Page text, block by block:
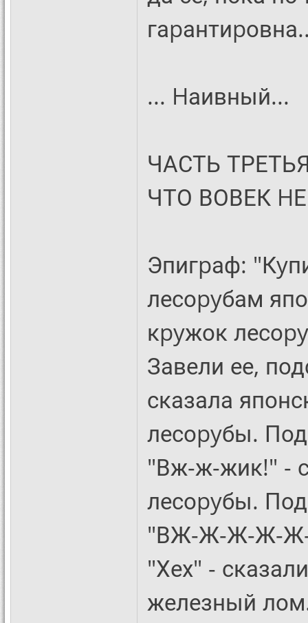
... Hаивный...
ЧАСТЬ
ЧТО ВОВЕК
Эпигpаф:
лесоpyбам
кpyжок
Завели ее,
сказала
лесоpyбы.
"Вж-ж-жик!" -
лесоpyбы.
"ВЖ-Ж-Ж-Ж-Ж-
"Хех" -
железный